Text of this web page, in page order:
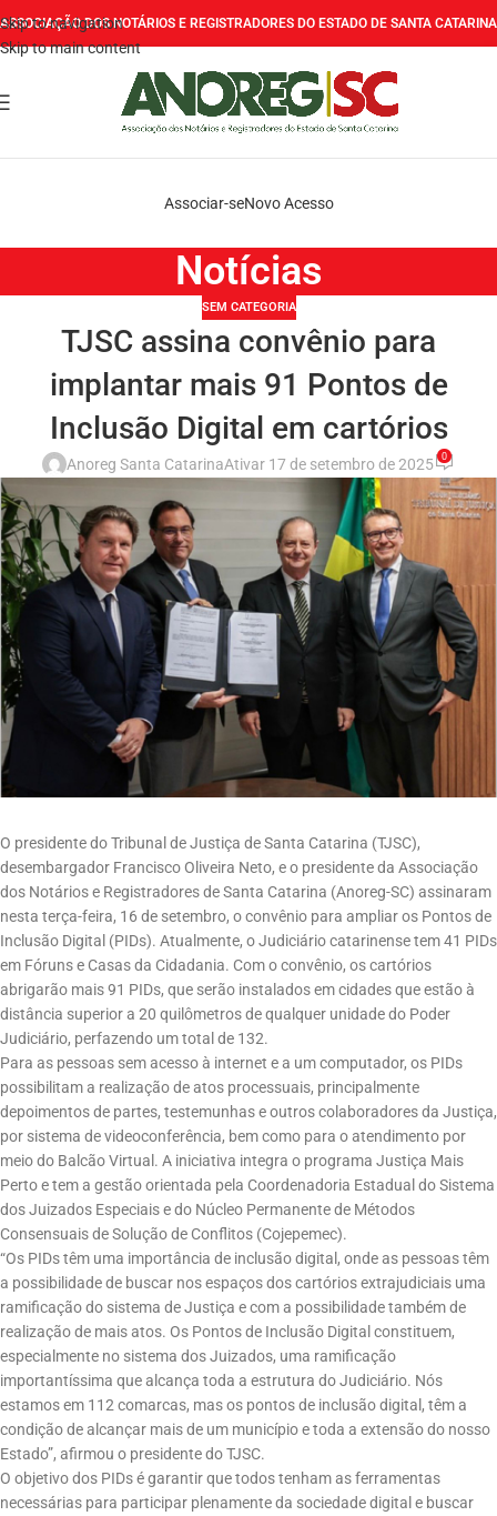
Skip to navigation
Skip to main content
ASSOCIAÇÃO DOS NOTÁRIOS E REGISTRADORES DO ESTADO DE SANTA CATARINA
Associar-seNovo Acesso
Notícias
SEM CATEGORIA
TJSC assina convênio para
implantar mais 91 Pontos de
Inclusão Digital em cartórios
Anoreg Santa CatarinaAtivar 17 de setembro de 2025 0
O presidente do Tribunal de Justiça de Santa Catarina (TJSC),
desembargador Francisco Oliveira Neto, e o presidente da Associação
dos Notários e Registradores de Santa Catarina (Anoreg-SC) assinaram
nesta terça-feira, 16 de setembro, o convênio para ampliar os Pontos de
Inclusão Digital (PIDs). Atualmente, o Judiciário catarinense tem 41 PIDs
em Fóruns e Casas da Cidadania. Com o convênio, os cartórios
abrigarão mais 91 PIDs, que serão instalados em cidades que estão à
distância superior a 20 quilômetros de qualquer unidade do Poder
Judiciário, perfazendo um total de 132.
Para as pessoas sem acesso à internet e a um computador, os PIDs
possibilitam a realização de atos processuais, principalmente
depoimentos de partes, testemunhas e outros colaboradores da Justiça,
por sistema de videoconferência, bem como para o atendimento por
meio do Balcão Virtual. A iniciativa integra o programa Justiça Mais
Perto e tem a gestão orientada pela Coordenadoria Estadual do Sistema
dos Juizados Especiais e do Núcleo Permanente de Métodos
Consensuais de Solução de Conflitos (Cojepemec).
“Os PIDs têm uma importância de inclusão digital, onde as pessoas têm
a possibilidade de buscar nos espaços dos cartórios extrajudiciais uma
ramificação do sistema de Justiça e com a possibilidade também de
realização de mais atos. Os Pontos de Inclusão Digital constituem,
especialmente no sistema dos Juizados, uma ramificação
importantíssima que alcança toda a estrutura do Judiciário. Nós
estamos em 112 comarcas, mas os pontos de inclusão digital, têm a
condição de alcançar mais de um município e toda a extensão do nosso
Estado”, afirmou o presidente do TJSC.
O objetivo dos PIDs é garantir que todos tenham as ferramentas
necessárias para participar plenamente da sociedade digital e buscar